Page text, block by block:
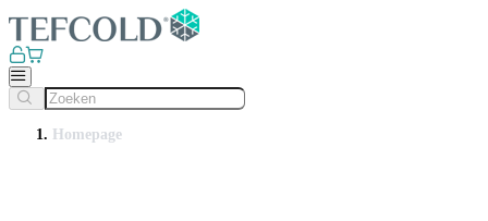
Homepage